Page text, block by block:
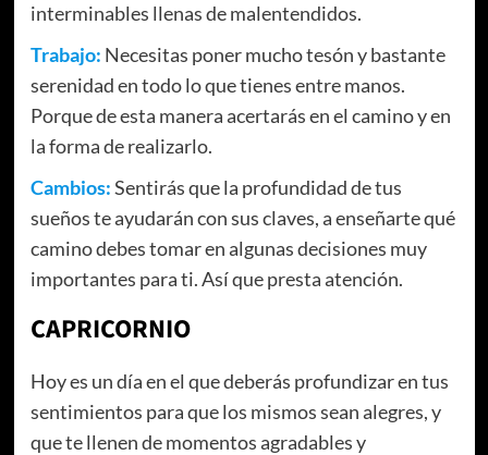
interminables llenas de malentendidos.
Trabajo: Necesitas poner mucho tesón y bastante
serenidad en todo lo que tienes entre manos.
Porque de esta manera acertarás en el camino y en
la forma de realizarlo.
Cambios:Sentirás que la profundidad de tus
sueños te ayudarán con sus claves, a enseñarte qué
camino debes tomar en algunas decisiones muy
importantes para ti. Así que presta atención.
CAPRICORNIO
Hoy es un día en el que deberás profundizar en tus
sentimientos para que los mismos sean alegres, y
que te llenen de momentos agradables y